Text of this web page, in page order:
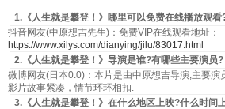
1.《人生就是攀登！》哪里可以免费在线播放观看
抖音网友(中原想吉先生)：免费VIP在线观看地址：
https://www.xilys.com/dianying/jilu/83017.html
2.《人生就是攀登！》导演是谁?有哪些主要演员?
微博网友(日本0.0)：本片是由中原想吉导演,主要演
影片故事紧凑，情节环环相扣.
3.《人生就是攀登！》在什么地区上映?什么时间